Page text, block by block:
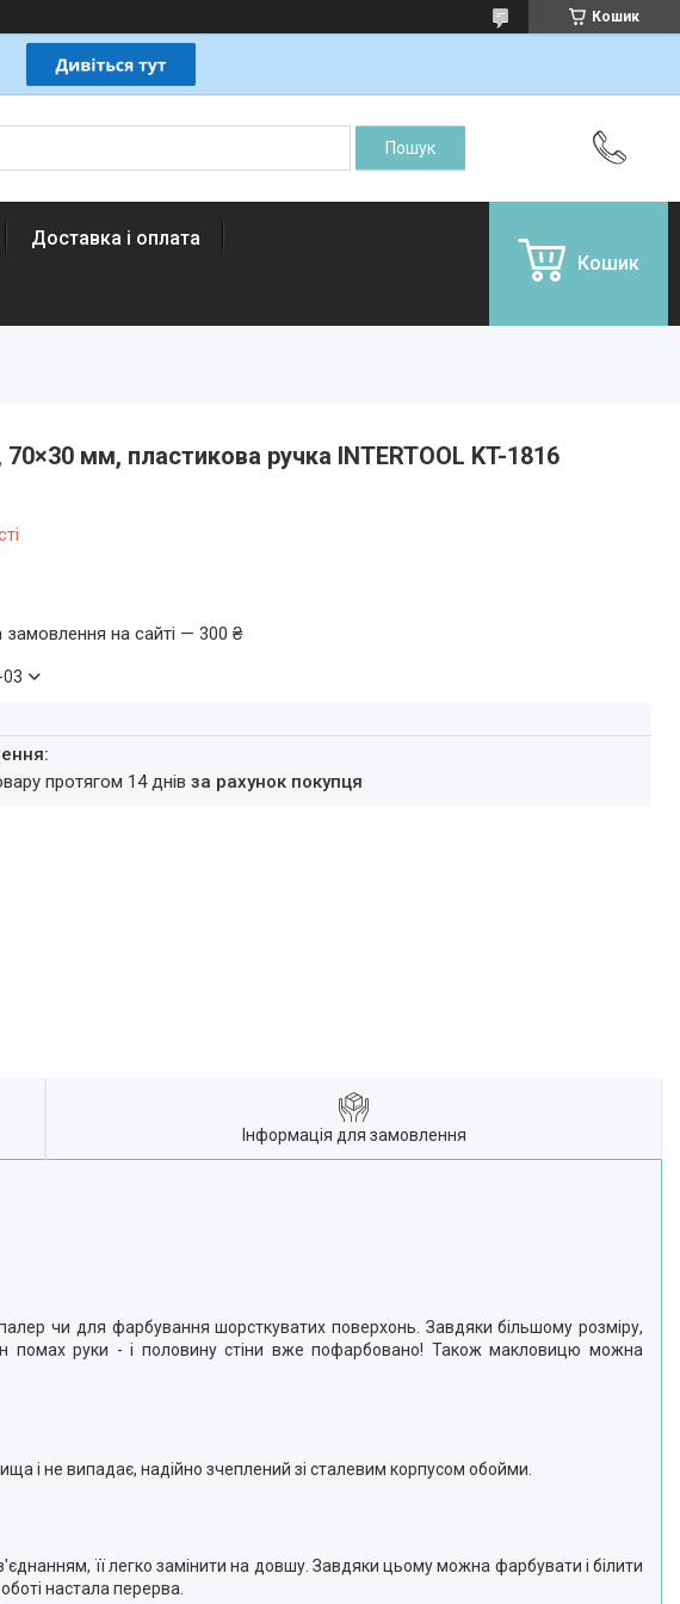
Кошик
Доставка і оплата
Кошик
мм, пластикова ручка INTERTOOL KT-1816
замовлення на сайті — 300 ₴
протягом 14 днів за рахунок покупця
Інформація для замовлення
чи для фарбування шорсткуватих поверхонь. Завдяки більшому розміру,
помах руки - і половину стіни вже пофарбовано! Також макловицю можна
і не випадає, надійно зчеплений зі сталевим корпусом обойми.
її легко замінити на довшу. Завдяки цьому можна фарбувати і білити
настала перерва.